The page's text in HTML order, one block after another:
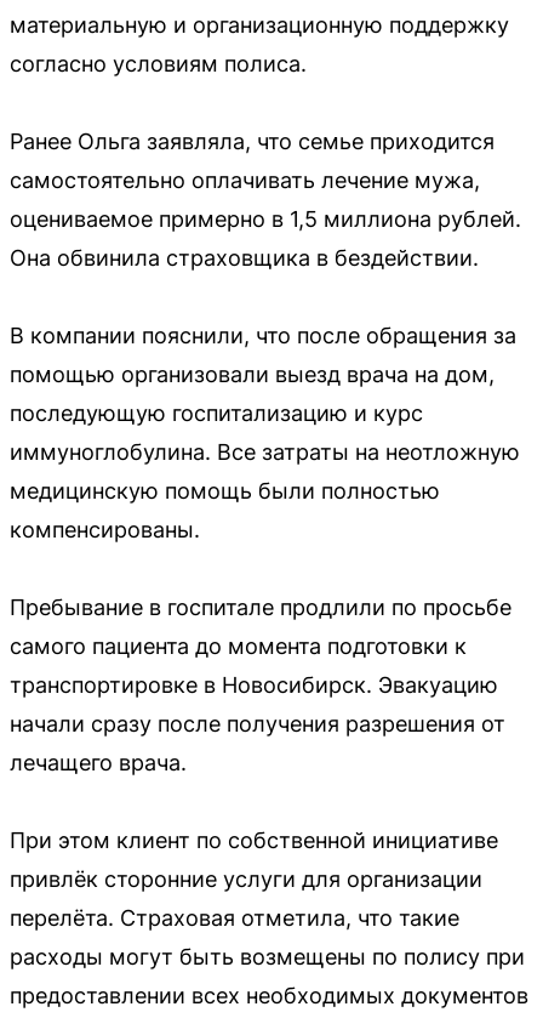
материальную и организационную поддержку
согласно условиям полиса.
Ранее Ольга заявляла, что семье приходится
самостоятельно оплачивать лечение мужа,
оцениваемое примерно в 1,5 миллиона рублей.
Она обвинила страховщика в бездействии.
В компании пояснили, что после обращения за
помощью организовали выезд врача на дом,
последующую госпитализацию и курс
иммуноглобулина. Все затраты на неотложную
медицинскую помощь были полностью
компенсированы.
Пребывание в госпитале продлили по просьбе
самого пациента до момента подготовки к
транспортировке в Новосибирск. Эвакуацию
начали сразу после получения разрешения от
лечащего врача.
При этом клиент по собственной инициативе
привлёк сторонние услуги для организации
перелёта. Страховая отметила, что такие
расходы могут быть возмещены по полису при
предоставлении всех необходимых документов